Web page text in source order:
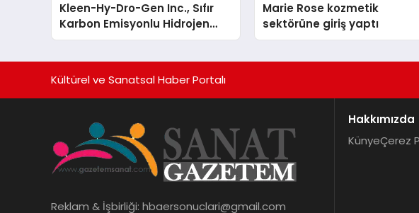
Kleen-Hy-Dro-Gen Inc., Sıfır
Karbon Emisyonlu Hidrojen
Isıtma Teknolojisinde ISO ve
Marie Rose kozmetik
sektörüne giriş yaptı
Kültürel ve Sanatsal Haber Portalı
Reklam & İşbirliği: hbaersonuclari@gmail.com
Hakkımızda
KünyeÇerez